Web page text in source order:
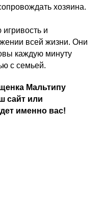
хозяина.
и
всей жизни. Они
каждую минуту
с семьей.
Мальтипу
сайт или
именно вас!